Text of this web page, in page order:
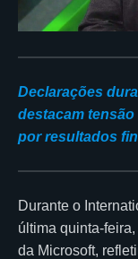
Declarações
destacam
por resultados
Durante o
última quinta-
da Microsoft,